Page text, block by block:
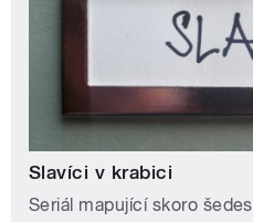
Slavíci v krabici
Seriál mapující skoro